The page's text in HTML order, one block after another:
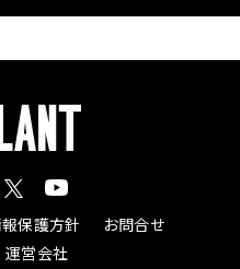
保護方針
お問合せ
運営会社